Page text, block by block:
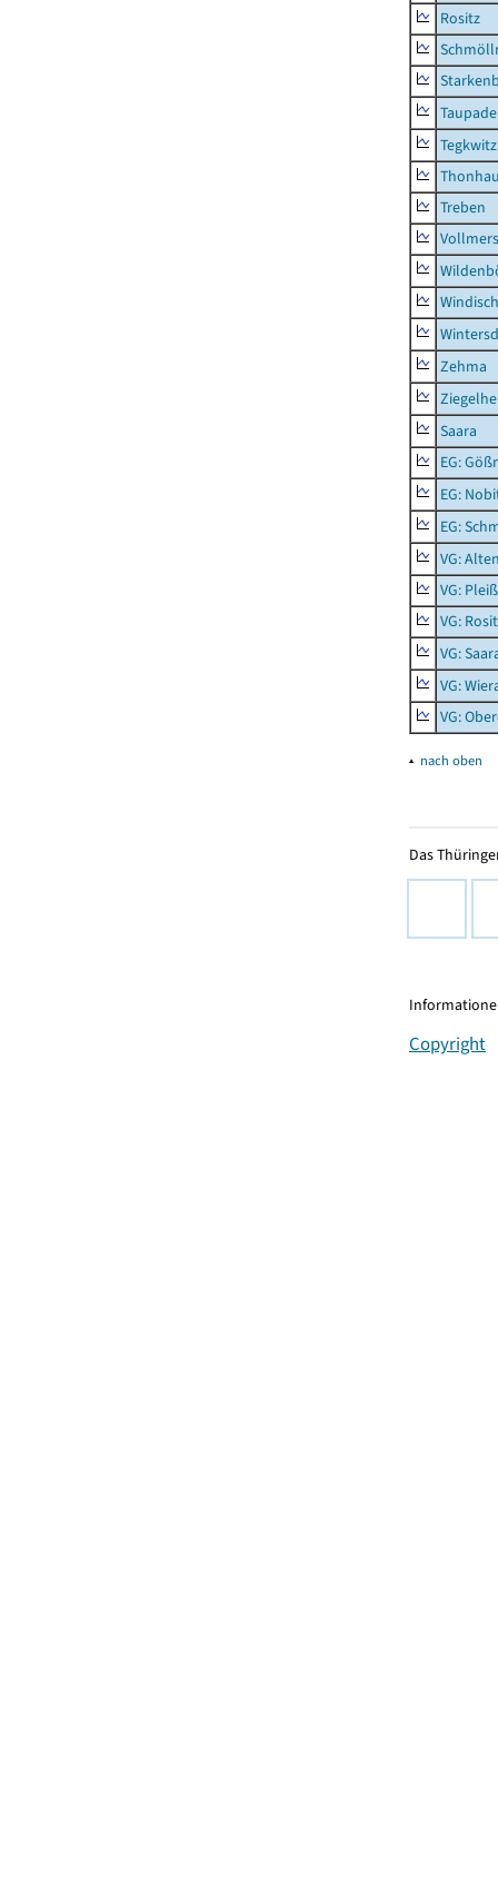
Rositz
Tegkwitz
Treben
Zehma
Saara
EG:
EG:
EG:
VG:
VG:
VG:
VG:
VG:
VG:
▴ nach oben
Das
Copyright